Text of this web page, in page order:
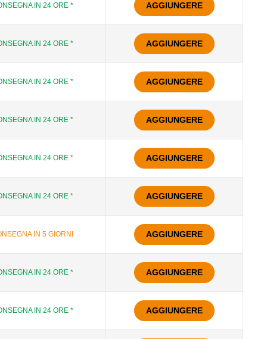
IN 24 ORE * AGGIUNGERE
IN 24 ORE * AGGIUNGERE
IN 24 ORE * AGGIUNGERE
IN 24 ORE * AGGIUNGERE
IN 24 ORE * AGGIUNGERE
IN 24 ORE * AGGIUNGERE
IN 5 GIORNI AGGIUNGERE
IN 24 ORE * AGGIUNGERE
IN 24 ORE * AGGIUNGERE